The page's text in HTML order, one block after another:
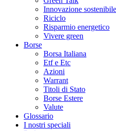
Innovazione sostenibile
Riciclo
Risparmio energetico
Vivere green
Borse
Borsa Italiana
Etf e Etc
Azioni
Warrant
Titoli di Stato
Borse Estere
Valute
Glossario
I nostri speciali